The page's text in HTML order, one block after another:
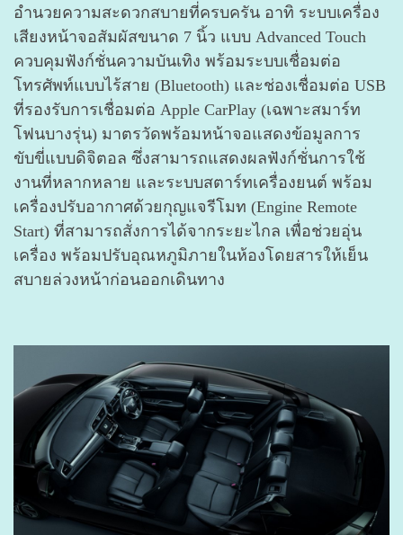
อำนวยความสะดวกสบายที่ครบครัน อาทิ ระบบเครื่อง
เสียงหน้าจอสัมผัสขนาด 7 นิ้ว แบบ Advanced Touch
ควบคุมฟังก์ชั่นความบันเทิง พร้อมระบบเชื่อมต่อ
โทรศัพท์แบบไร้สาย (Bluetooth) และช่องเชื่อมต่อ USB
ที่รองรับการเชื่อมต่อ Apple CarPlay (เฉพาะสมาร์ท
โฟนบางรุ่น) มาตรวัดพร้อมหน้าจอแสดงข้อมูลการ
ขับขี่แบบดิจิตอล ซึ่งสามารถแสดงผลฟังก์ชั่นการใช้
งานที่หลากหลาย และระบบสตาร์ทเครื่องยนต์ พร้อม
เครื่องปรับอากาศด้วยกุญแจรีโมท (Engine Remote
Start) ที่สามารถสั่งการได้จากระยะไกล เพื่อช่วยอุ่น
เครื่อง พร้อมปรับอุณหภูมิภายในห้องโดยสารให้เย็น
สบายล่วงหน้าก่อนออกเดินทาง